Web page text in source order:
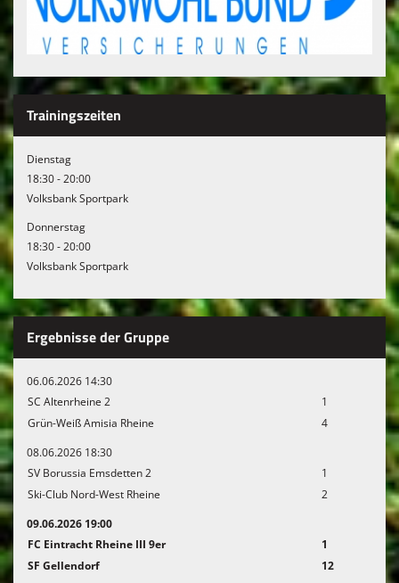
Trainingszeiten
Dienstag
18:30 - 20:00
Volksbank Sportpark
Donnerstag
18:30 - 20:00
Volksbank Sportpark
Ergebnisse der Gruppe
06.06.2026 14:30
SC Altenrheine 2
1
Grün-Weiß Amisia Rheine
4
08.06.2026 18:30
SV Borussia Emsdetten 2
1
Ski-Club Nord-West Rheine
2
09.06.2026 19:00
FC Eintracht Rheine III 9er
1
SF Gellendorf
12